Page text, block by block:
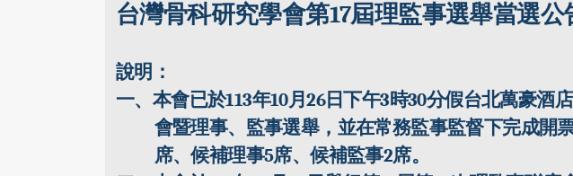
台灣骨科研究學會第17屆理監事選舉當選公
說明 ：
一、本會已於113年10月26日下午3時30分假台北萬豪酒店
會暨理事、監事選舉，並在常務監事監督下完成開
席、候補理事5席、候補監事2席。